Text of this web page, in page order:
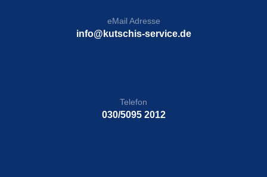
eMail Adresse
info@kutschis-service.de
Telefon
030/5095 2012